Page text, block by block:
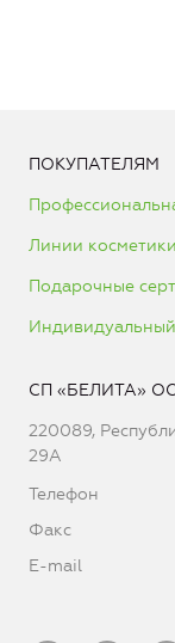
ПОКУПАТЕЛЯМ
Линии косметики
Подарочные
СП «БЕЛИТА»
220089,
29А
Телефон
Факс
E-mail